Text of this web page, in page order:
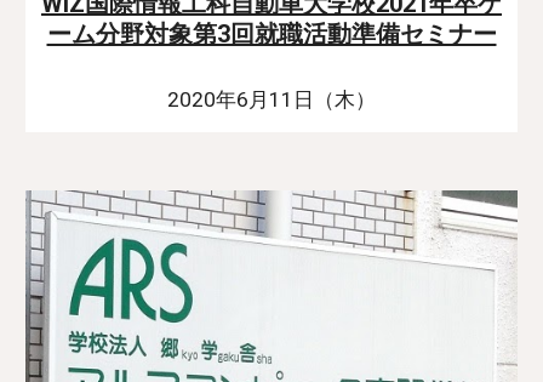
ーム分野対象第3回就職活動準備セミナー
2020年6月11日（木）